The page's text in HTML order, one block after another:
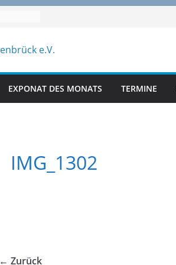
EXPONAT DES MONATS TERMINE
IMG_1302
← Zurück